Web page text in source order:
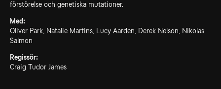
förstörelse och genetiska mutationer.
Med:
Oliver Park, Natalie Martins, Lucy Aarden, Derek Nelson, Nikolas
Salmon
Regissör:
Craig Tudor James